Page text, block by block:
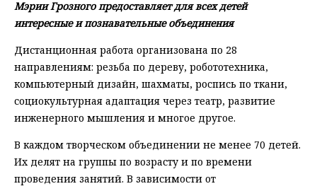
Мэрии Грозного предоставляет для всех детей
интересные и познавательные объединения
Дистанционная работа организована по 28
направлениям: резьба по дереву, робототехника,
компьютерный дизайн, шахматы, роспись по ткани,
социокультурная адаптация через театр, развитие
инженерного мышления и многое другое.
В каждом творческом объединении не менее 70 детей.
Их делят на группы по возрасту и по времени
проведения занятий. В зависимости от